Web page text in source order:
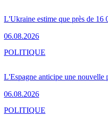
L'Ukraine estime que près de 16
06.08.2026
L'Espagne anticipe une nouvelle
06.08.2026
POLITIQUE
POLITIQUE